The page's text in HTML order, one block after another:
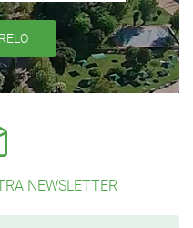
NEWSLETTER